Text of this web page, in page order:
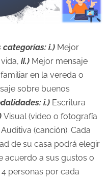
categorías: i.) Mejor
ii.) Mejor mensaje
en la vereda o
sobre buenos
i.) Escritura
Visual (video o fotografía
Auditiva (canción). Cada
de su casa podrá elegir
acuerdo a sus gustos o
personas por cada